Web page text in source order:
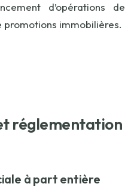
d’opérations de
promotions immobilières.
réglementation
à part entière